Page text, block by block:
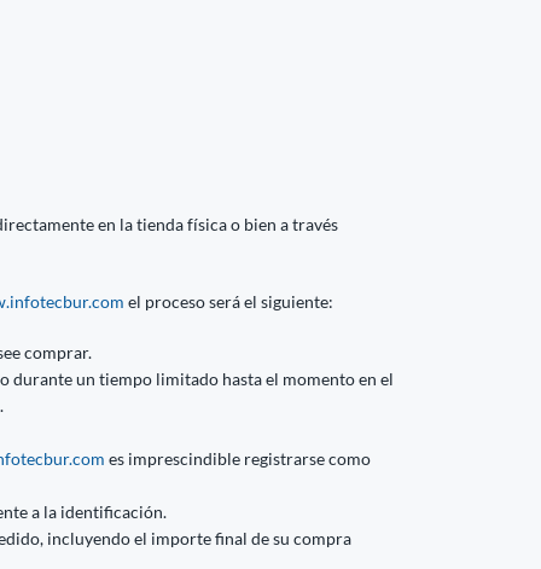
en la tienda física o bien a través
el proceso será el siguiente:
comprar.
durante un tiempo limitado hasta el momento en el
es imprescindible registrarse como
a la identificación.
incluyendo el importe final de su compra